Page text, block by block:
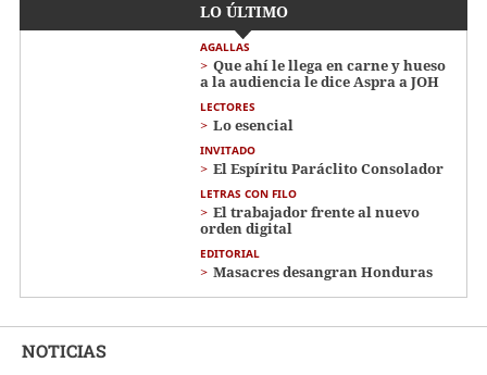
LO ÚLTIMO
AGALLAS
Que ahí le llega en carne y hueso
a la audiencia le dice Aspra a JOH
LECTORES
Lo esencial
INVITADO
El Espíritu Paráclito Consolador
LETRAS CON FILO
El trabajador frente al nuevo
orden digital
EDITORIAL
Masacres desangran Honduras
NOTICIAS